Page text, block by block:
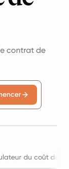
contrat de
du coût de